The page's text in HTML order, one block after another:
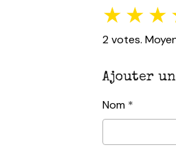
★★★
2votes.
Ajouter
Nom